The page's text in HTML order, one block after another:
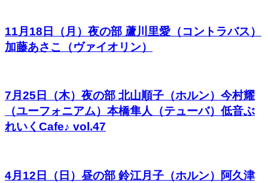
11月18日（月）夜の部 蘆川里愛（コントラバス）
加藤あさこ（ヴァイオリン）
7月25日（木）夜の部 北山順子（ホルン）今村耀
（ユーフォニアム）本橋隼人（テューバ）低音ぶ
れいくCafe♪ vol.47
4月12日（日）昼の部 鈴江月子（ホルン）阿久津